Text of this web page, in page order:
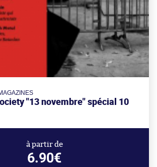
"13 novembre" spécial 10
à partir de
6.90€